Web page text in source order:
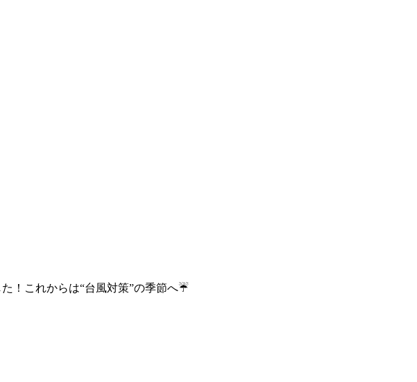
！これからは“台風対策”の季節へ☔